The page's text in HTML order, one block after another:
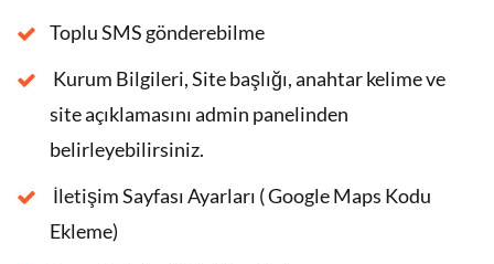
Toplu SMS gönderebilme
Kurum Bilgileri, Site başlığı, anahtar kelime ve
site açıklamasını admin panelinden
belirleyebilirsiniz.
İletişim Sayfası Ayarları ( Google Maps Kodu
Ekleme)